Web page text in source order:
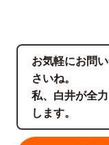
お気軽にお問
さいね。
私、白井が全
します。